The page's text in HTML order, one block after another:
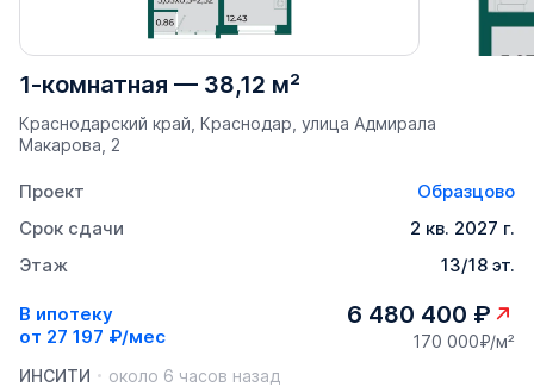
1-комнатная — 38,12 м²
Краснодарский край, Краснодар, улица Адмирала
Макарова, 2
Проект
Образцово
Срок сдачи
2 кв. 2027 г.
Этаж
13/18 эт.
В ипотеку
от 27 197 ₽/мес
6 480 400 ₽
170 000₽/м²
ИНСИТИ
около 6 часов назад